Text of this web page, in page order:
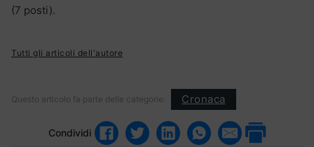
(7 posti).
Tutti gli articoli dell'autore
Questo articolo fa parte delle categorie: Cronaca
Condividi